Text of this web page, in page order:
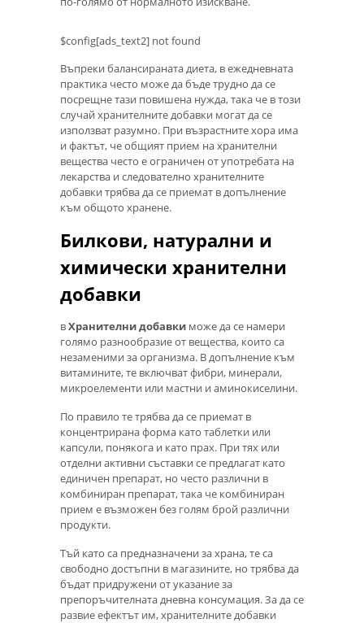
$config[ads_text2] not found
Въпреки балансираната диета, в ежедневната
практика често може да бъде трудно да се
посрещне тази повишена нужда, така че в този
случай хранителните добавки могат да се
използват разумно. При възрастните хора има
и фактът, че общият прием на хранителни
вещества често е ограничен от употребата на
лекарства и следователно хранителните
добавки трябва да се приемат в допълнение
към общото хранене.
Билкови, натурални и
химически хранителни
добавки
вХранителни добавки може да се намери
голямо разнообразие от вещества, които са
незаменими за организма. В допълнение към
витамините, те включват фибри, минерали,
микроелементи или мастни и аминокиселини.
По правило те трябва да се приемат в
концентрирана форма като таблетки или
капсули, понякога и като прах. При тях или
отделни активни съставки се предлагат като
единичен препарат, но често различни в
комбиниран препарат, така че комбиниран
прием е възможен без голям брой различни
продукти.
Тъй като са предназначени за храна, те са
свободно достъпни в магазините, но трябва да
бъдат придружени от указание за
препоръчителната дневна консумация. За да се
развие ефектът им, хранителните добавки